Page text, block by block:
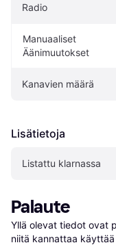
Radio
Manuaaliset
Äänimuutokset
Kanavien määrä
Lisätietoja
Listattu klarnassa
Palaute
Yllä olevat tiedot ovat
niitä kannattaa